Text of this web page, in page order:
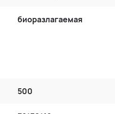
биоразлагаемая
500